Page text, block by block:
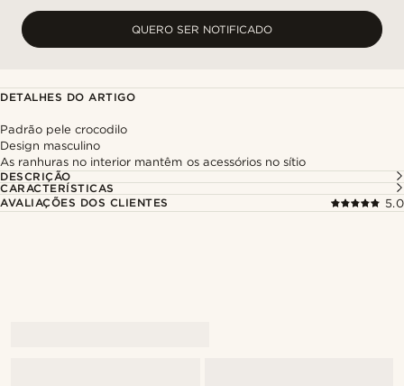
QUERO SER NOTIFICADO
DETALHES DO ARTIGO
Padrão pele crocodilo
Design masculino
As ranhuras no interior mantêm os acessórios no sítio
DESCRIÇÃO
CARACTERÍSTICAS
AVALIAÇÕES DOS CLIENTES
5.0